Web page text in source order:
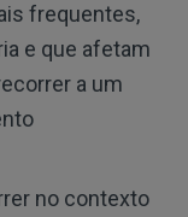
frequentes,
e que afetam
a um
no contexto